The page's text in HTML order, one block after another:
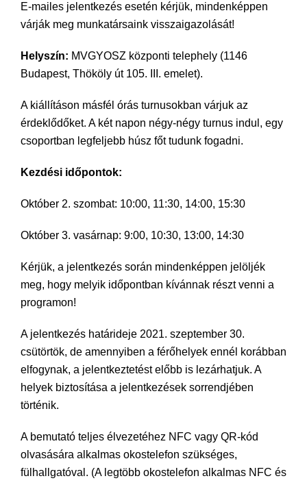
E-mailes jelentkezés esetén kérjük, mindenképpen
várják meg munkatársaink visszaigazolását!
Helyszín: MVGYOSZ központi telephely (1146
Budapest, Thököly út 105. III. emelet).
A kiállításon másfél órás turnusokban várjuk az
érdeklődőket. A két napon négy-négy turnus indul, egy
csoportban legfeljebb húsz főt tudunk fogadni.
Kezdési időpontok:
Október 2. szombat: 10:00, 11:30, 14:00, 15:30
Október 3. vasárnap: 9:00, 10:30, 13:00, 14:30
Kérjük, a jelentkezés során mindenképpen jelöljék
meg, hogy melyik időpontban kívánnak részt venni a
programon!
A jelentkezés határideje 2021. szeptember 30.
csütörtök, de amennyiben a férőhelyek ennél korábban
elfogynak, a jelentkeztetést előbb is lezárhatjuk. A
helyek biztosítása a jelentkezések sorrendjében
történik.
A bemutató teljes élvezetéhez NFC vagy QR-kód
olvasására alkalmas okostelefon szükséges,
fülhallgatóval. (A legtöbb okostelefon alkalmas NFC és